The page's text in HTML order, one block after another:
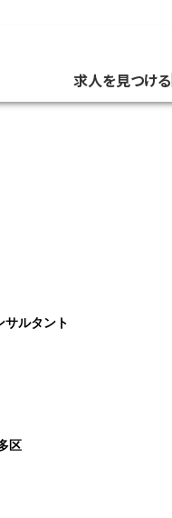
求人を見つける
サルタント
区